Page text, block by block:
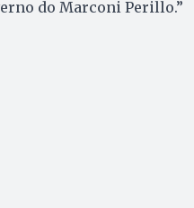
do Marconi Perillo.”